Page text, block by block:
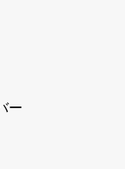
ー